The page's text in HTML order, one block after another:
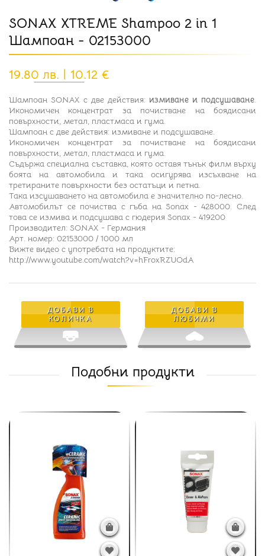
SONAX XTREME Shampoo 2 in 1
Шампоан - 02153000
19.80 лв. | 10.12 €
Шампоан SONAX с две действия: измиване и подсушаване
Икономичен концентрат за почистване на боядисани
повърхности, метал, пластмаса и гума.
Шампоан с две действия: измиване и подсушаване.
Икономичен концентрат за почистване на боядисани
повърхности, метал, пластмаса и гума.
Съдържа специална съставка, която оставя тънък филм върху
боята на автомобила и така осигурява изсъхване на
третираните повърхности без остатъци и петна.
Така изсушаването на автомобила е значително по-лесно.
Автомобилът се почиства с гъба на Sonax - 428000. След
това се измива и подсушава с гюдерия Sonax - 419200
Производител: SONAX - Германия
Арт. номер: 02153000 / 1000 мл
Вижте видео с употребата на продуктите:
http://www.youtube.com/watch?v=hFroxRZUOdA
ДОБАВИ В
КОЛИЧКА
ДОБАВИ В
ЛЮБИМИ
Подобни продукти